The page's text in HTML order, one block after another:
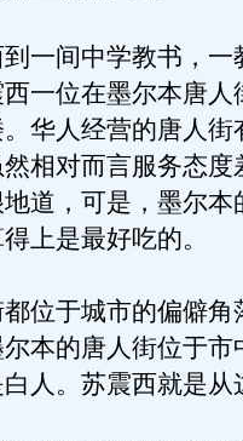
间中学教书，一
一位在墨尔本唐人
华人经营的唐人街
相对而言服务态度
道，可是，墨尔本
上是最好吃的。
于城市的偏僻角
本的唐人街位于市
人。苏震西就是从